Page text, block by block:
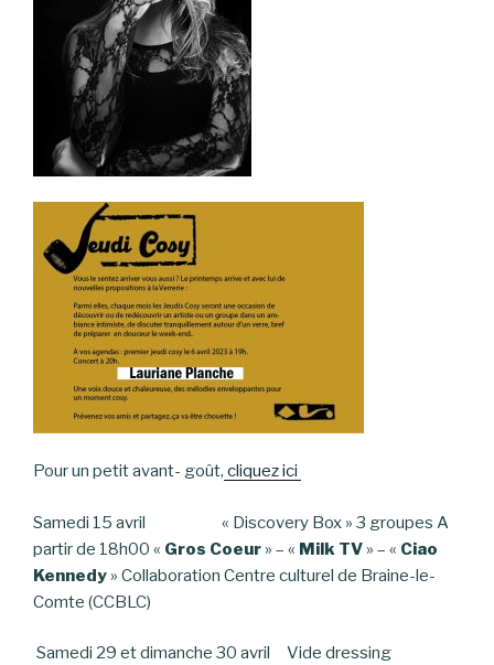
Pour un petit avant- goût, cliquez ici
Samedi 15 avril « Discovery Box » 3 groupes A
partir de 18h00 « Gros Coeur » – « Milk TV » – « Ciao
Kennedy » Collaboration Centre culturel de Braine-le-
Comte (CCBLC)
Samedi 29 et dimanche 30 avril Vide dressing